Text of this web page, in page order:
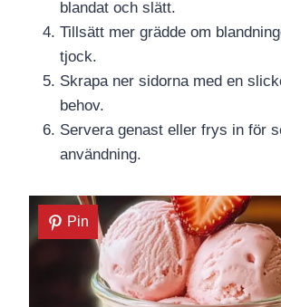
blandat och slätt.
Tillsätt mer grädde om
tjock.
Skrapa ner sidorna med en
behov.
Servera genast eller frys in för
användning.
Pin